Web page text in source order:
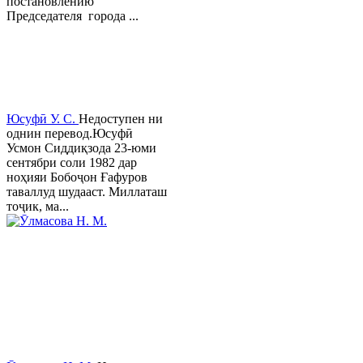
Председателя города ...
Юсуфӣ У. C. Недоступен ни
однин перевод.Юсуфӣ
Усмон Сиддиқзода 23-юми
сентябри соли 1982 дар
ноҳияи Бобоҷон Ғафуров
таваллуд шудааст. Миллаташ
тоҷик, ма...